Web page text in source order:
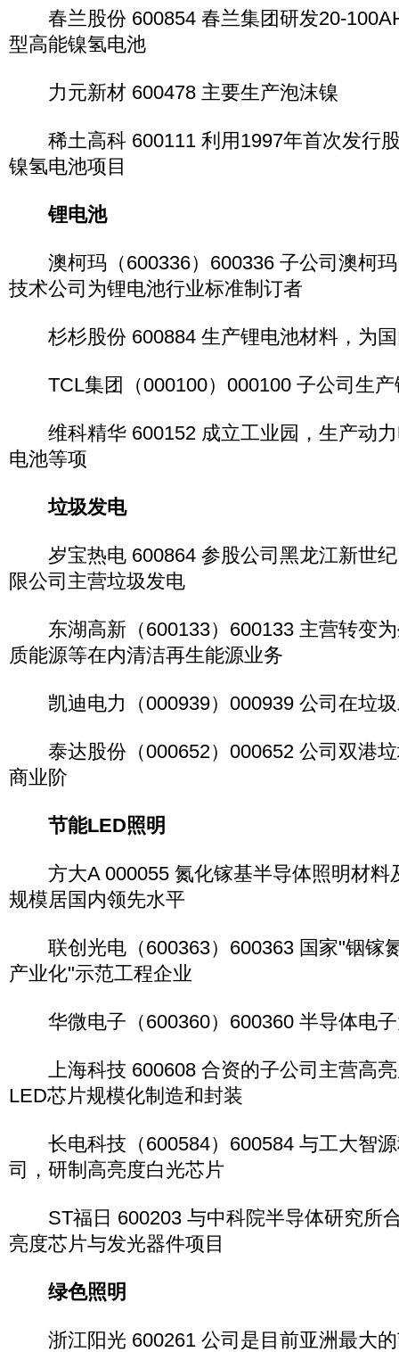
春兰股份 600854 春兰集团研发20-
型高能镍氢电池
力元新材 600478 主要生产泡沫镍
稀土高科 600111 利用1997年首次发行
镍氢电池项目
锂电池
澳柯玛（600336）600336 子公司澳柯玛
技术公司为锂电池行业标准制订者
杉杉股份 600884 生产锂电池材料，为国
TCL集团（000100）000100 子公司生产
维科精华 600152 成立工业园，生产动力
电池等项
垃圾发电
岁宝热电 600864 参股公司黑龙江新世纪
限公司主营垃圾发电
东湖高新（600133）600133 主营转变为
质能源等在内清洁再生能源业务
凯迪电力（000939）000939 公司在垃圾
泰达股份（000652）000652 公司双港垃
商业阶
节能LED照明
方大A 000055 氮化镓基半导体照明材料
规模居国内领先水平
联创光电（600363）600363 国家"铟镓
产业化"示范工程企业
华微电子（600360）600360 半导体电子
上海科技 600608 合资的子公司主营高亮
LED芯片规模化制造和封装
长电科技（600584）600584 与工大智源
司，研制高亮度白光芯片
ST福日 600203 与中科院半导体研究所
亮度芯片与发光器件项目
绿色照明
浙江阳光 600261 公司是目前亚洲最大的